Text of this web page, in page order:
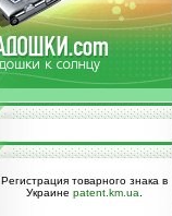
Регистрация товарного знака в
Украине patent.km.ua